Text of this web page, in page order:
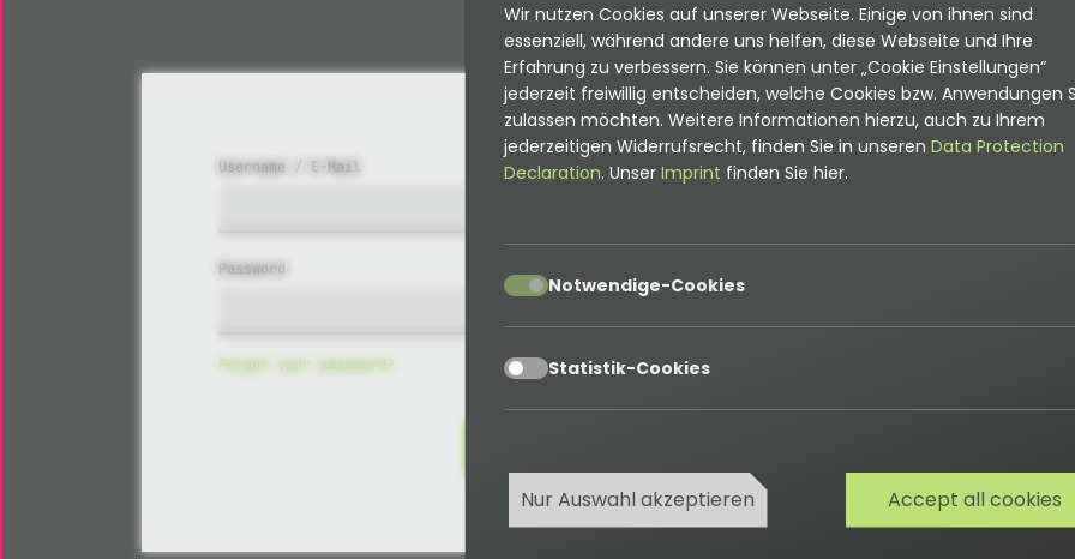
Username / E-Mail
Password
Forgot your password?
Wir nutzen Cookies auf unserer Webseite. Einige von ihnen sind
essenziell, während andere uns helfen, diese Webseite und Ihre
Erfahrung zu verbessern. Sie können unter „Cookie Einstellungen“
jederzeit freiwillig entscheiden, welche Cookies bzw. Anwendungen
zulassen möchten. Weitere Informationen hierzu, auch zu Ihrem
jederzeitigen Widerrufsrecht, finden Sie in unseren Data Protection
Declaration. Unser Imprint finden Sie hier.
acceptNotwendige-Cookies
acceptStatistik-Cookies
Nur Auswahl akzeptieren Accept all cookies